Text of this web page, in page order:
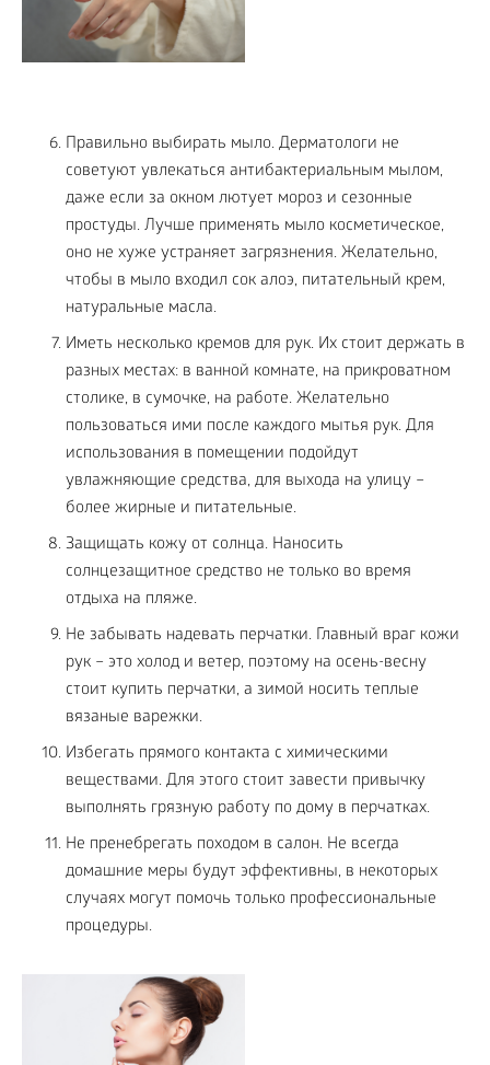
Правильно выбирать мыло. Дерматологи не
советуют увлекаться антибактериальным мылом,
даже если за окном лютует мороз и сезонные
простуды. Лучше применять мыло косметическое,
оно не хуже устраняет загрязнения. Желательно,
чтобы в мыло входил сок алоэ, питательный крем,
натуральные масла.
Иметь несколько кремов для рук. Их стоит держать в
разных местах: в ванной комнате, на прикроватном
столике, в сумочке, на работе. Желательно
пользоваться ими после каждого мытья рук. Для
использования в помещении подойдут
увлажняющие средства, для выхода на улицу –
более жирные и питательные.
Защищать кожу от солнца. Наносить
солнцезащитное средство не только во время
отдыха на пляже.
Не забывать надевать перчатки. Главный враг кожи
рук – это холод и ветер, поэтому на осень-весну
стоит купить перчатки, а зимой носить теплые
вязаные варежки.
Избегать прямого контакта с химическими
веществами. Для этого стоит завести привычку
выполнять грязную работу по дому в перчатках.
Не пренебрегать походом в салон. Не всегда
домашние меры будут эффективны, в некоторых
случаях могут помочь только профессиональные
процедуры.